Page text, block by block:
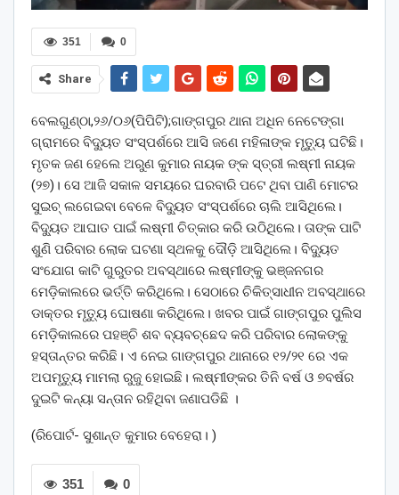
0
351
Share
ବେଲଗୁଣ୍ଠା,୨୬/୦୬(ପିପିଟି);ଗାଙ୍ଗପୁର ଥାନା ଅଧିନ ନେଟେଙ୍ଗା
ଗ୍ରାମରେ ବିଦ୍ୟୁତ ସଂସ୍ପର୍ଶରେ ଆସି ଜଣେ ମହିଳାଙ୍କ ମୃତ୍ୟୁ ଘଟିଛି।
ମୃତକ ଜଣ ହେଲେ ଅରୁଣ କୁମାର ନାୟକ ଙ୍କ ସ୍ତ୍ରୀ ଲଷ୍ମୀ ନାୟକ
(୨୭)। ସେ ଆଜି ସକାଳ ସମୟରେ ଘରବାରି ପଟେ ଥିବା ପାଣି ମୋଟର
ସୁଇଚ୍ ଲଗେଇବା ବେଳେ ବିଦ୍ୟୁତ ସଂସ୍ପର୍ଶରେ ଚାଲି ଆସିଥିଲେ।
ବିଦ୍ୟୁତ ଆଘାତ ପାଇଁ ଲଷ୍ମୀ ଚିତ୍କାର କରି ଉଠିଥିଲେ। ତାଙ୍କ ପାଟି
ଶୁଣି ପରିବାର ଲୋକ ଘଟଣା ସ୍ଥଳକୁ ଦୌଡ଼ି ଆସିଥିଲେ। ବିଦ୍ୟୁତ
ସଂଯୋଗ କାଟି ଗୁରୁତର ଅବସ୍ଥାରେ ଲଷ୍ମୀଙ୍କୁ ଭଞ୍ଜନଗର
ମେଡ଼ିକାଲରେ ଭର୍ତ୍ତି କରିଥିଲେ। ସେଠାରେ ଚିକିତ୍ସାଧୀନ ଅବସ୍ଥାରେ
ଡାକ୍ତର ମୃତ୍ୟୁ ଘୋଷଣା କରିଥିଲେ। ଖବର ପାଇଁ ଗାଙ୍ଗପୁର ପୁଲିସ
ମେଡ଼ିକାଲରେ ପହଞ୍ଚି ଶବ ବ୍ୟବଚ୍ଛେଦ କରି ପରିବାର ଲୋକଙ୍କୁ
ହସ୍ତାନ୍ତର କରିଛି। ଏ ନେଇ ଗାଙ୍ଗପୁର ଥାନାରେ ୧୨/୨୧ ରେ ଏକ
ଅପମୃତ୍ୟୁ ମାମଲା ରୁଜୁ ହୋଇଛି। ଲଷ୍ମୀଙ୍କର ତିନି ବର୍ଷ ଓ ୭ବର୍ଷର
ଦୁଇଟି କନ୍ୟା ସନ୍ତାନ ରହିଥିବା ଜଣାପଡିଛି ।
(ରିପୋର୍ଟ- ସୁଶାନ୍ତ କୁମାର ବେହେରା। )
0
351